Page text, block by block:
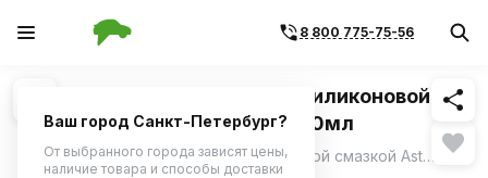
8 800 775-75-56
1/1 Похожие
Размораживатель замков с силиконовой
смазкой Astrohim аэрозоль 90мл
Размораживатель замков с силиконовой смазкой Astrohim - средство для одновременного размораживания, смазывания и предотвращения замерзания автомобильных и бытовых замков любых типов. ещё
Ваш город Санкт-Петербург?
От выбранного города зависят цены,
наличие товара и способы доставки